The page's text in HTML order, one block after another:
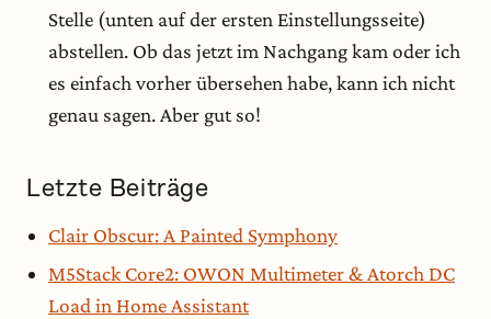
Stelle (unten auf der ersten Einstellungsseite)
abstellen. Ob das jetzt im Nachgang kam oder ich
es einfach vorher übersehen habe, kann ich nicht
genau sagen. Aber gut so!
Letzte Beiträge
Clair Obscur: A Painted Symphony
M5Stack Core2: OWON Multimeter & Atorch DC
Load in Home Assistant